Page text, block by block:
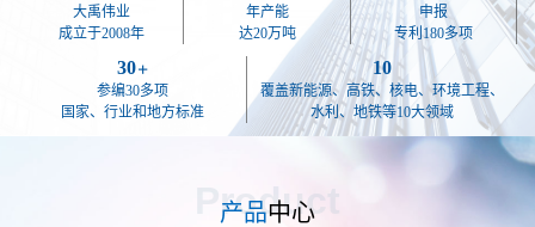
大禹伟业
成立于2008年
年产能
达20万吨
申报
专利180多项
30 ＋
参编30多项
国家、行业和地方标准
10
覆盖新能源、高铁、核电、环境工程、
水利、地铁等10大领域
Product
产品中心